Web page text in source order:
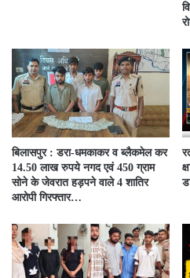
बिलासपुर : डरा-धमकाकर व ब्लैकमेल कर
14.50 लाख रुपये नगद एवं 450 ग्राम
सोने के जेवरात हड़पने वाले 4 शातिर
आरोपी गिरफ्तार…